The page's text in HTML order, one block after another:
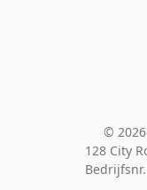
©
128 City